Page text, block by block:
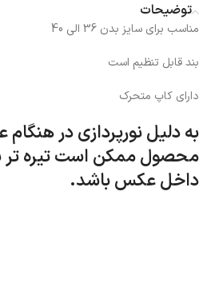
توضیحات
مناسب برای سایز بدن 36 الی 40
بند قابل تنظیم است
دارای کاپ متحرک
به دلیل نورپردازی در
محصول ممکن است تیره تر
داخل عکس باشد.